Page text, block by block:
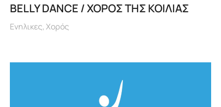
BELLY DANCE / ΧΟΡΟΣ ΤΗΣ ΚΟΙΛΙΑΣ
Ενηλικες,Χορός